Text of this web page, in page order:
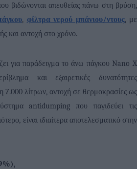
βιδώνονται απευθείας πάνω στη βρύση,
, φίλτρα νερού μπάνιου/ντους, με
και αντοχή στο χρόνο.
για παράδειγμα το άνω πάγκου Nano X
και εξαιρετικές δυνατότητες
7.000 λίτρων, αντοχή σε θερμοκρασίες ως
antidumping που παγιδεύει τις
είναι ιδιαίτερα αποτελεσματικό στην